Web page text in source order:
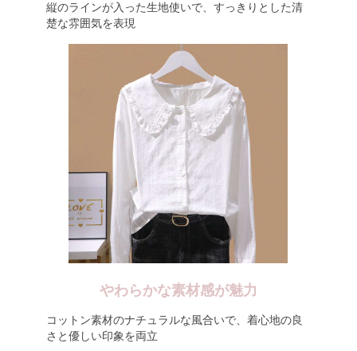
縦のラインが入った生地使いで、すっきりとした清
楚な雰囲気を表現
やわらかな素材感が魅力
コットン素材のナチュラルな風合いで、着心地の良
さと優しい印象を両立